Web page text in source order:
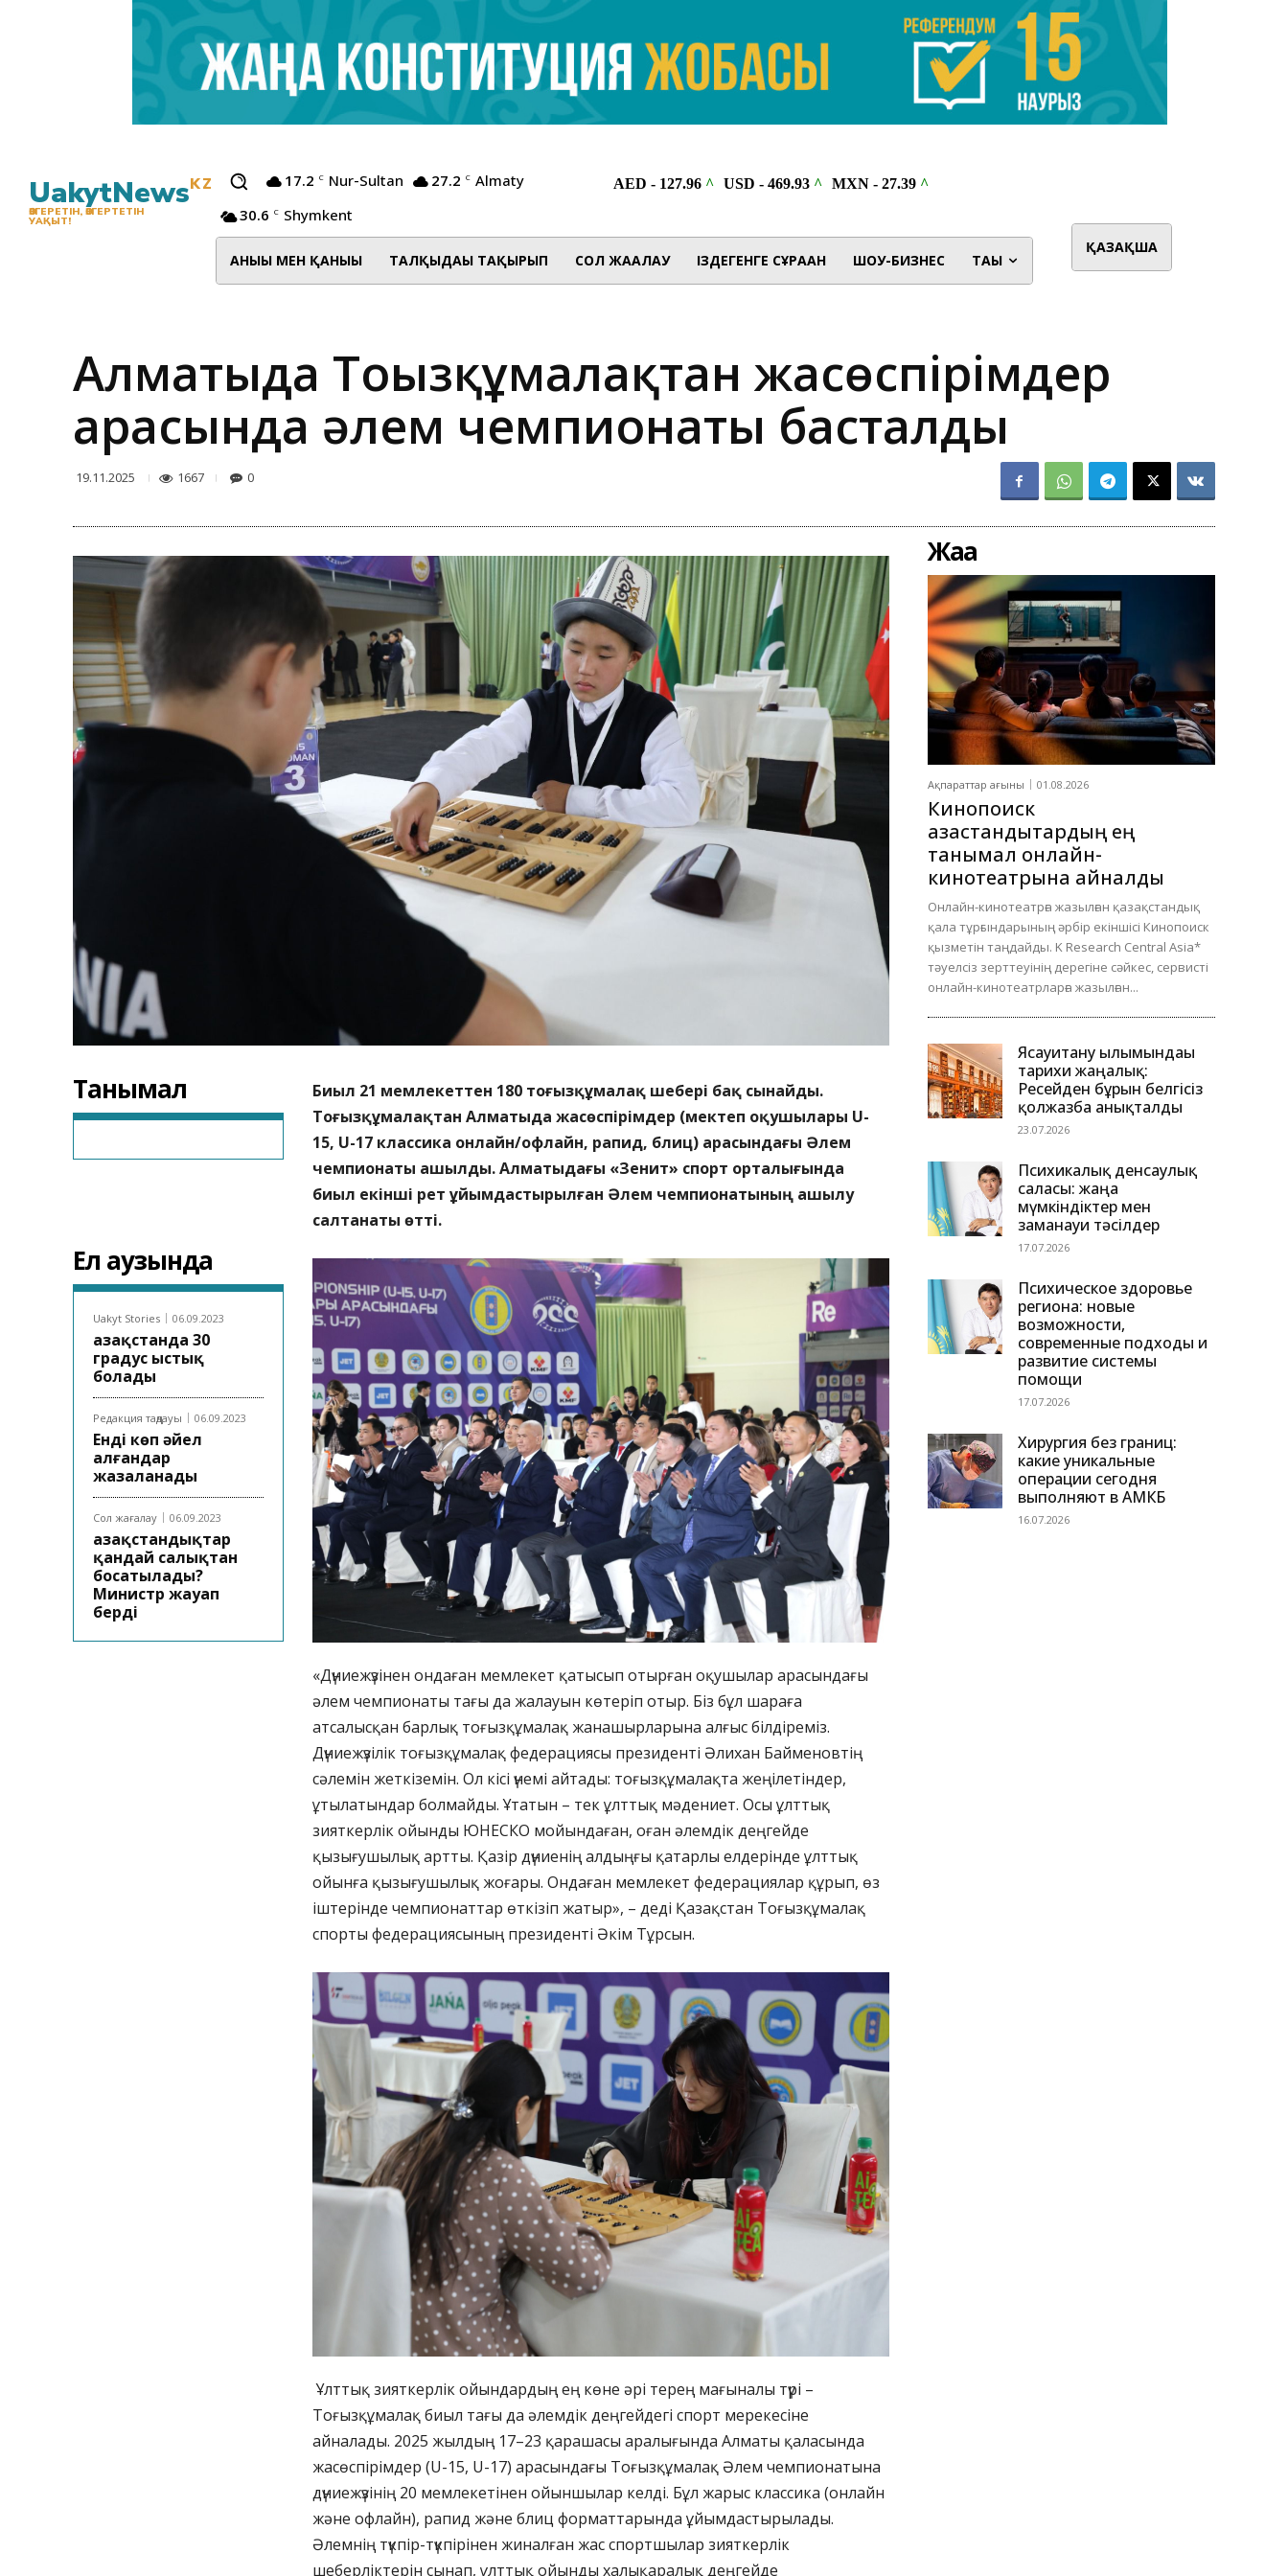
UakytNewsKZ
ӨЗГЕРЕТІН, ӨЗГЕРТЕТІН
УАҚЫТ!
17.2 C Nur-Sultan 27.2 C Almaty
30.6 C Shymkent
АНЫҒЫ МЕН ҚАНЫҒЫ ТАЛҚЫДАҒЫ ТАҚЫРЫП СОЛ ЖАҒАЛАУ ІЗДЕГЕНГЕ СҰРАҒАН ШОУ-БИЗНЕС ТАҒЫ
ҚАЗАҚША
Алматыда Тоғызқұмалақтан жасөспірімдер
арасында әлем чемпионаты басталды
19.11.2025 1667 0
Танымал
Ел аузында
Uakyt Stories 06.09.2023
Қазақстанда 30
градус ыстық
болады
Редакция таңдауы 06.09.2023
Енді көп әйел
алғандар
жазаланады
Сол жағалау 06.09.2023
Қазақстандықтар
қандай салықтан
босатылады?
Министр жауап
берді
Биыл 21 мемлекеттен 180 тоғызқұмалақ шебері бақ сынайды.
Тоғызқұмалақтан Алматыда жасөспірімдер (мектеп оқушылары U-
15, U-17 классика онлайн/офлайн, рапид, блиц) арасындағы Әлем
чемпионаты ашылды. Алматыдағы «Зенит» спорт орталығында
биыл екінші рет ұйымдастырылған Әлем чемпионатының ашылу
салтанаты өтті.
«Дүниежүзінен ондаған мемлекет қатысып отырған оқушылар арасындағы
әлем чемпионаты тағы да жалауын көтеріп отыр. Біз бұл шараға
атсалысқан барлық тоғызқұмалақ жанашырларына алғыс білдіреміз.
Дүниежүзілік тоғызқұмалақ федерациясы президенті Әлихан Байменовтің
сәлемін жеткіземін. Ол кісі үнемі айтады: тоғызқұмалақта жеңілетіндер,
ұтылатындар болмайды. Ұтатын – тек ұлттық мәдениет. Осы ұлттық
зияткерлік ойынды ЮНЕСКО мойындаған, оған әлемдік деңгейде
қызығушылық артты. Қазір дүниенің алдыңғы қатарлы елдерінде ұлттық
ойынға қызығушылық жоғары. Ондаған мемлекет федерациялар құрып, өз
іштерінде чемпионаттар өткізіп жатыр», – деді Қазақстан Тоғызқұмалақ
спорты федерациясының президенті Әкім Тұрсын.
Ұлттық зияткерлік ойындардың ең көне әрі терең мағыналы түрі –
Тоғызқұмалақ биыл тағы да әлемдік деңгейдегі спорт мерекесіне
айналады. 2025 жылдың 17–23 қарашасы аралығында Алматы қаласында
жасөспірімдер (U-15, U-17) арасындағы Тоғызқұмалақ Әлем чемпионатына
дүниежүзінің 20 мемлекетінен ойыншылар келді. Бұл жарыс классика (онлайн
және офлайн), рапид және блиц форматтарында ұйымдастырылады.
Әлемнің түкпір-түкпірінен жиналған жас спортшылар зияткерлік
шеберліктерін сынап, ұлттық ойынды халықаралық деңгейде
Жаңа
Ақпараттар ағыны 01.08.2026
Кинопоиск
қазақстандықтардың ең
танымал онлайн-
кинотеатрына айналды
Онлайн-кинотеатрға жазылған қазақстандық
қала тұрғындарының әрбір екіншісі Кинопоиск
қызметін таңдайды. K Research Central Asia*
тәуелсіз зерттеуінің дерегіне сәйкес, сервисті
онлайн-кинотеатрларға жазылған...
Ясауитану ғылымындағы
тарихи жаңалық:
Ресейден бұрын белгісіз
қолжазба анықталды
23.07.2026
Психикалық денсаулық
саласы: жаңа
мүмкіндіктер мен
заманауи тәсілдер
17.07.2026
Психическое здоровье
региона: новые
возможности,
современные подходы и
развитие системы
помощи
17.07.2026
Хирургия без границ:
какие уникальные
операции сегодня
выполняют в АМКБ
16.07.2026